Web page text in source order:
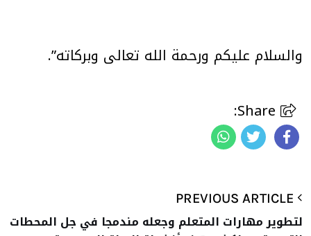
والسلام عليكم ورحمة الله تعالى وبركاته”.
لتطوير مهارات المتعلم وجعله مندمجا في جل المحطات